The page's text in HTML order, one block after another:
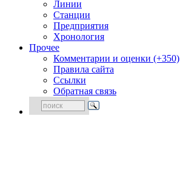
Линии
Станции
Предприятия
Хронология
Прочее
Комментарии и оценки (+350)
Правила сайта
Ссылки
Обратная связь